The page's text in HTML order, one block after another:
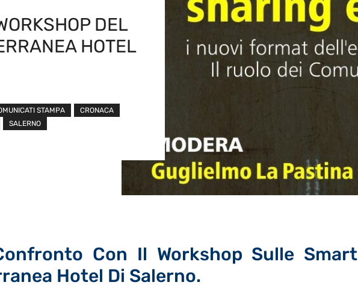
DEL
HOTEL
STAMPA
CRONACA
SALERNO
Con Il Workshop Sulle Smart
Hotel Di Salerno.